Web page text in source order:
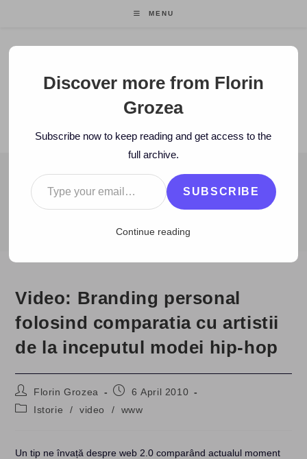
MENU
Florin Grozea
ENTREPRENEUR. FOUNDER/CEO MOCAPP.
BLOG
2010 > April > 6 > Istorie > Video: Branding personal folosind
Video: Branding personal
folosind comparatia cu artistii
de la inceputul modei hip-hop
Post
author:
Florin Grozea
Post6 April 2010
PostIstorie / video / www
Un tip ne învață despre web 2.0 comparând actualul moment
Discover more from Florin
Grozea
Subscribe now to keep reading and get access to the
full archive.
Type your email…
SUBSCRIBE
Continue reading